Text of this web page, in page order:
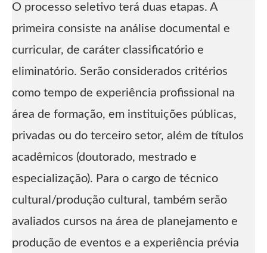
O processo seletivo terá duas etapas. A
primeira consiste na análise documental e
curricular, de caráter classificatório e
eliminatório. Serão considerados critérios
como tempo de experiência profissional na
área de formação, em instituições públicas,
privadas ou do terceiro setor, além de títulos
acadêmicos (doutorado, mestrado e
especialização). Para o cargo de técnico
cultural/produção cultural, também serão
avaliados cursos na área de planejamento e
produção de eventos e a experiência prévia